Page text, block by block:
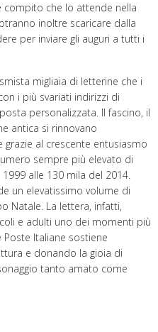
compito che lo attende nella
inoltre scaricare dalla
per inviare gli auguri a tutti i
migliaia di letterine che i
i più svariati indirizzi di
personalizzata. Il fascino, il
antica si rinnovano
al crescente entusiasmo
sempre più elevato di
alle 130 mila del 2014.
un elevatissimo volume di
Natale. La lettera, infatti,
e adulti uno dei momenti più
Italiane sostiene
e donando la gioia di
tanto amato come